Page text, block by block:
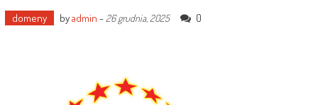
domeny byadmin - 26 grudnia, 2025 0